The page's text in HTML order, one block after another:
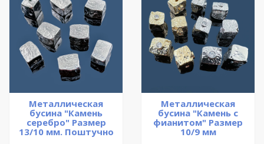
Металлическая
бусина "Камень
серебро" Размер
13/10 мм. Поштучно
Металлическая
бусина "Камень с
фианитом" Размер
10/9 мм